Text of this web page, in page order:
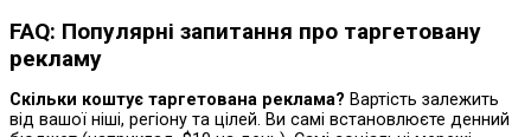
FAQ: Популярні запитання про таргетовану
рекламу
Скільки коштує таргетована реклама? Вартість залежить
від вашої ніші, регіону та цілей. Ви самі встановлюєте денний